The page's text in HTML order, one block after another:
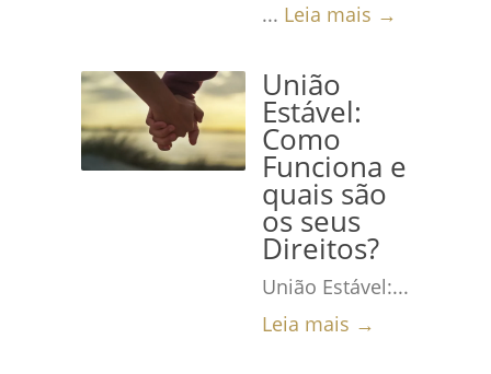
... Leia mais →
União
Estável:
Como
Funciona e
quais são
os seus
Direitos?
União Estável:...
Leia mais →